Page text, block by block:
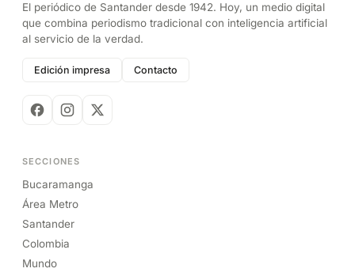
El periódico de Santander desde 1942. Hoy, un medio digital
que combina periodismo tradicional con inteligencia artificial
al servicio de la verdad.
Edición impresa Contacto
SECCIONES
Bucaramanga
Área Metro
Santander
Colombia
Mundo